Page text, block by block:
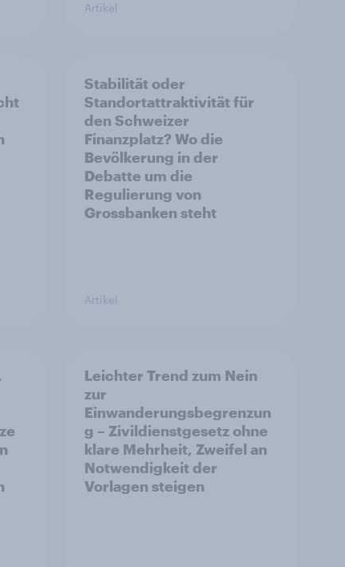
Artikel
Stabilität oder
Standortattraktivität für
den Schweizer
Finanzplatz? Wo die
Bevölkerung in der
Debatte um die
Regulierung von
Grossbanken steht
Artikel
Leichter Trend zum Nein
zur
Einwanderungsbegrenzun
g – Zivildienstgesetz ohne
klare Mehrheit, Zweifel an
Notwendigkeit der
Vorlagen steigen